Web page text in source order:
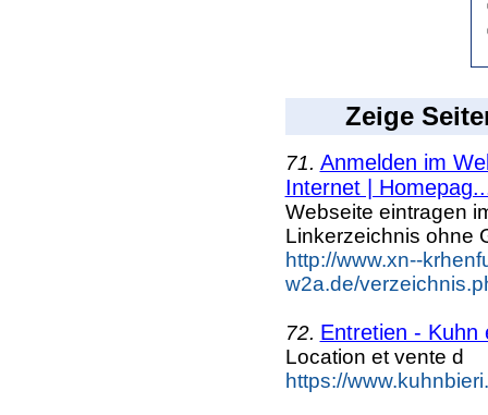
Zeige
71. Anmelden im
Internet |
Webseite eintragen
Linkerzeichnis ohne
http://www.xn--
w2a.de/
72. Entretien - Kuhn
Location et vente d
https://